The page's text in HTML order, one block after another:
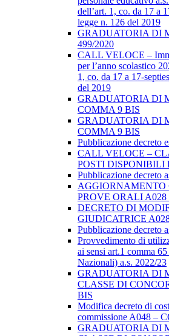
dell’art. 1, co. da 17 a
legge n. 126 del 2019
GRADUATORIA DI
499/2020
CALL VELOCE –
per l’anno scolastico
1, co. da 17 a 17-
del 2019
GRADUATORIA DI
COMMA 9 BIS
GRADUATORIA DI
COMMA 9 BIS
Pubblicazione decreto
CALL VELOCE –
POSTI DISPONIBILI
Pubblicazione decreto
PROVE ORALI
DECRETO DI
GIUDICATRICE
Pubblicazione decreto
Provvedimento di
ai sensi art.1 comma
Nazionali) a.s. 2022/23
GRADUATORIA DI
CLASSE DI
BIS
Modifica decreto di
commissione A048 –
GRADUATORIA DI